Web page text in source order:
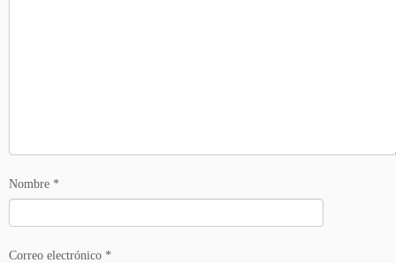
Nombre *
Correo electrónico *